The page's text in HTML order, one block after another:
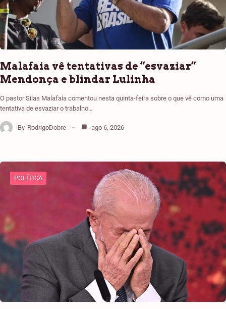
Malafaia vê tentativas de “esvaziar”
Mendonça e blindar Lulinha
O pastor Silas Malafaia comentou nesta quinta-feira sobre o que vê como uma
tentativa de esvaziar o trabalho…
By RodrigoDobre ago 6, 2026
POLÍTICA